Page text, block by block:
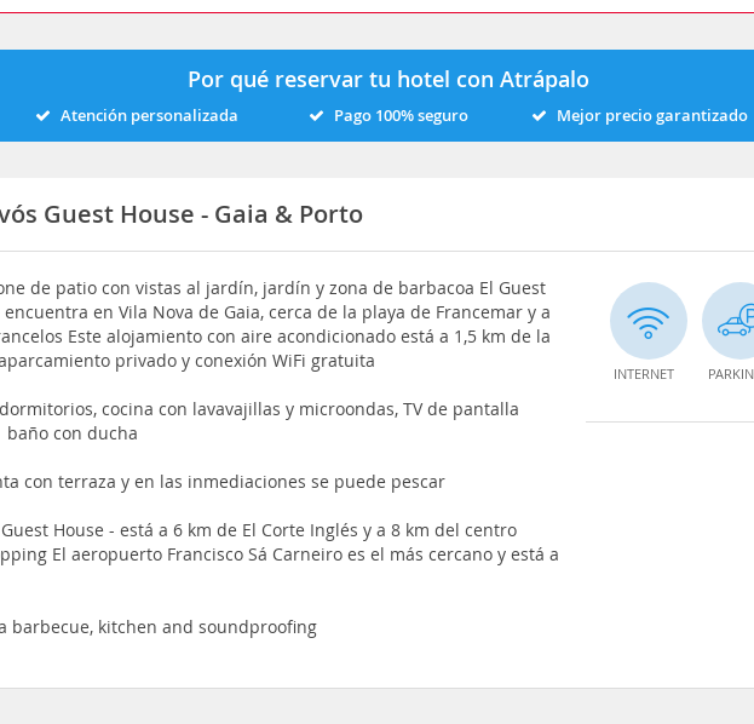
Por qué reservar tu hotel con Atrápalo
Atención personalizada Pago 100% seguro Mejor precio garantizado
Guest House - Gaia & Porto
de patio con vistas al jardín, jardín y zona de barbacoa El Guest
encuentra en Vila Nova de Gaia, cerca de la playa de Francemar y a
Este alojamiento con aire acondicionado está a 1,5 km de la
privado y conexión WiFi gratuita
cocina con lavavajillas y microondas, TV de pantalla
baño con ducha
con terraza y en las inmediaciones se puede pescar
House - está a 6 km de El Corte Inglés y a 8 km del centro
El aeropuerto Francisco Sá Carneiro es el más cercano y está a
barbecue, kitchen and soundproofing
INTERNET